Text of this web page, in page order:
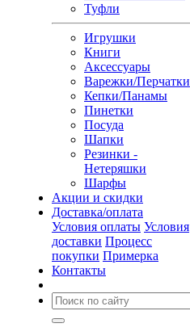
Туфли
Игрушки
Книги
Аксессуары
Варежки/Перчатки
Кепки/Панамы
Пинетки
Посуда
Шапки
Резинки -
Нетеряшки
Шарфы
Акции и скидки
Доставка/оплата
Условия оплаты Условия
доставки Процесс
покупки Примерка
Контакты